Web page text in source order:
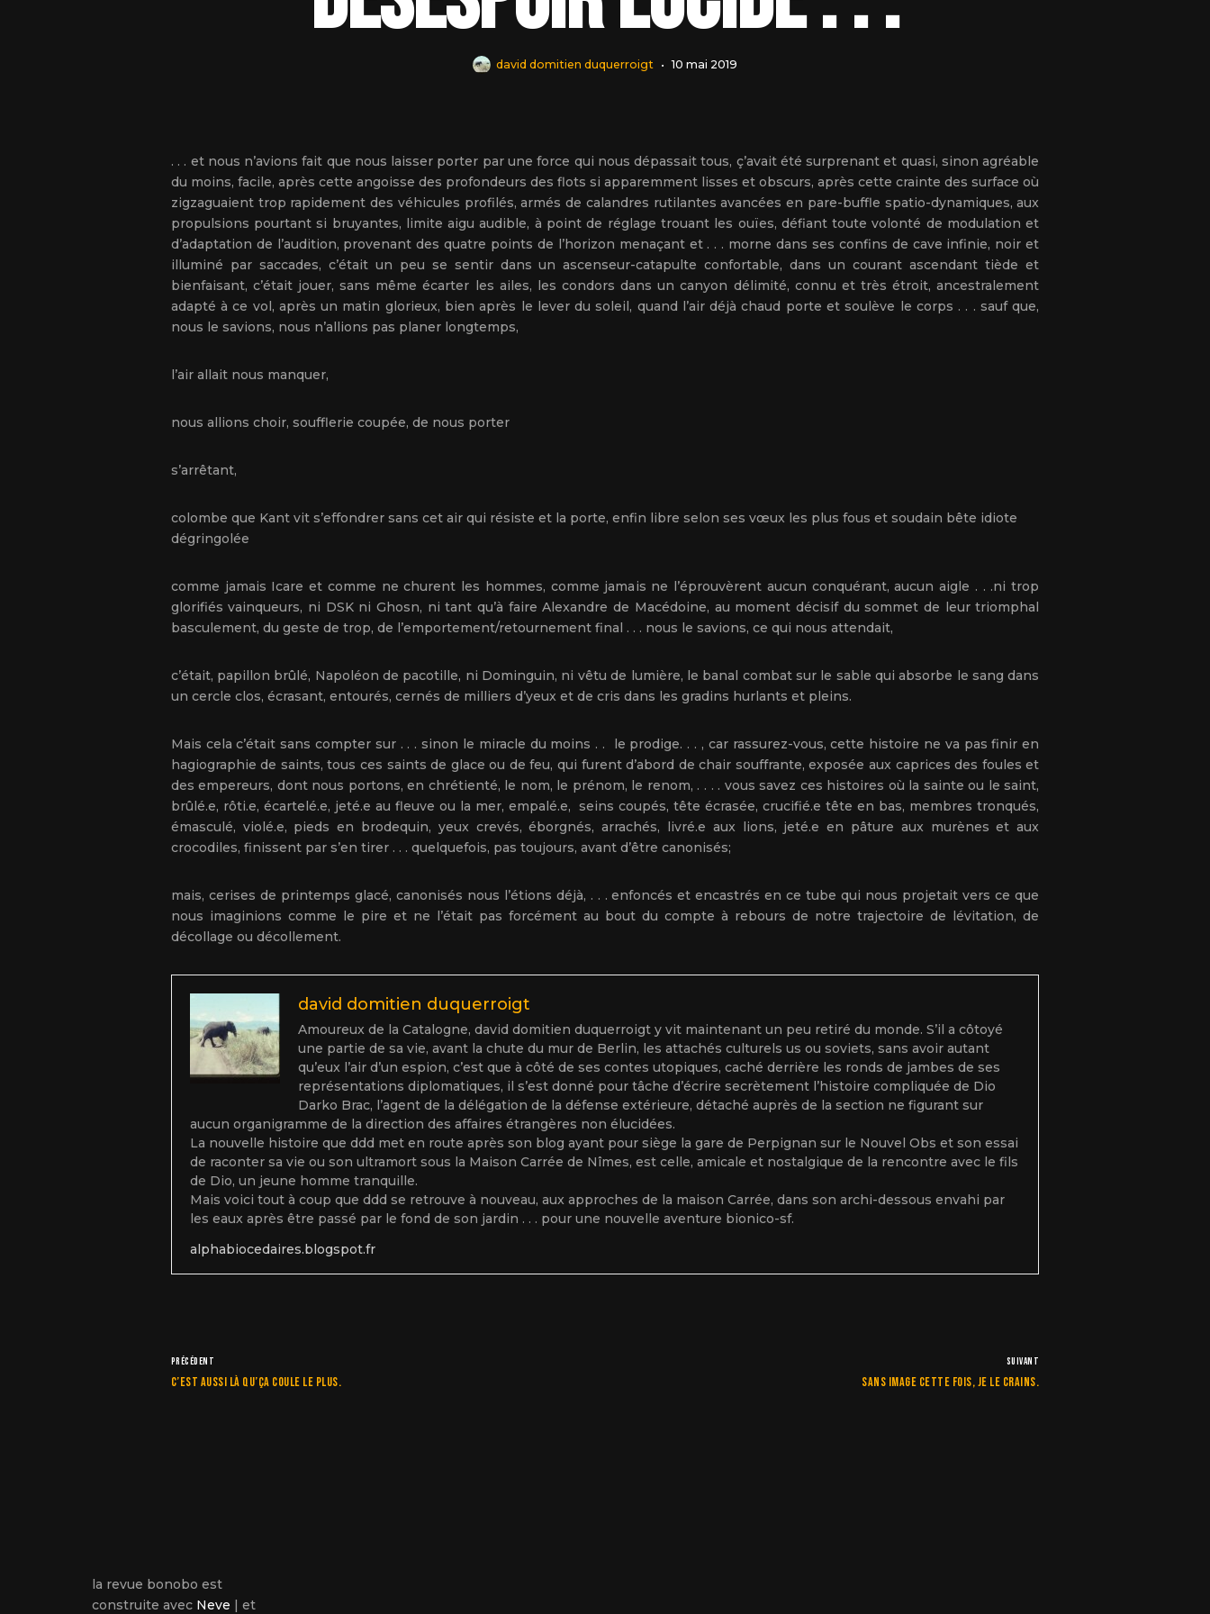
david domitien duquerroigt 10 mai 2019
. . . et nous n’avions fait que nous laisser porter par une force qui nous dépassait tous, ç’avait été surprenant et quasi, sinon agréable
du moins, facile, après cette angoisse des profondeurs des flots si apparemment lisses et obscurs, après cette crainte des surface où
zigzaguaient trop rapidement des véhicules profilés, armés de calandres rutilantes avancées en pare-buffle spatio-dynamiques, aux
propulsions pourtant si bruyantes, limite aigu audible, à point de réglage trouant les ouïes, défiant toute volonté de modulation et
d’adaptation de l’audition, provenant des quatre points de l’horizon menaçant et . . . morne dans ses confins de cave infinie, noir et
illuminé par saccades, c’était un peu se sentir dans un ascenseur-catapulte confortable, dans un courant ascendant tiède et
bienfaisant, c’était jouer, sans même écarter les ailes, les condors dans un canyon délimité, connu et très étroit, ancestralement
adapté à ce vol, après un matin glorieux, bien après le lever du soleil, quand l’air déjà chaud porte et soulève le corps . . . sauf que,
nous le savions, nous n’allions pas planer longtemps,
l’air allait nous manquer,
nous allions choir, soufflerie coupée, de nous porter
s’arrêtant,
colombe que Kant vit s’effondrer sans cet air qui résiste et la porte, enfin libre selon ses vœux les plus fous et soudain bête idiote
dégringolée
comme jamais Icare et comme ne churent les hommes, comme jamais ne l’éprouvèrent aucun conquérant, aucun aigle . . .ni trop
glorifiés vainqueurs, ni DSK ni Ghosn, ni tant qu’à faire Alexandre de Macédoine, au moment décisif du sommet de leur triomphal
basculement, du geste de trop, de l’emportement/retournement final . . . nous le savions, ce qui nous attendait,
c’était, papillon brûlé, Napoléon de pacotille, ni Dominguin, ni vêtu de lumière, le banal combat sur le sable qui absorbe le sang dans
un cercle clos, écrasant, entourés, cernés de milliers d’yeux et de cris dans les gradins hurlants et pleins.
Mais cela c’était sans compter sur . . . sinon le miracle du moins . . le prodige. . . , car rassurez-vous, cette histoire ne va pas finir en
hagiographie de saints, tous ces saints de glace ou de feu, qui furent d’abord de chair souffrante, exposée aux caprices des foules et
des empereurs, dont nous portons, en chrétienté, le nom, le prénom, le renom, . . . . vous savez ces histoires où la sainte ou le saint,
brûlé.e, rôti.e, écartelé.e, jeté.e au fleuve ou la mer, empalé.e, seins coupés, tête écrasée, crucifié.e tête en bas, membres tronqués,
émasculé, violé.e, pieds en brodequin, yeux crevés, éborgnés, arrachés, livré.e aux lions, jeté.e en pâture aux murènes et aux
crocodiles, finissent par s’en tirer . . . quelquefois, pas toujours, avant d’être canonisés;
mais, cerises de printemps glacé, canonisés nous l’étions déjà, . . . enfoncés et encastrés en ce tube qui nous projetait vers ce que
nous imaginions comme le pire et ne l’était pas forcément au bout du compte à rebours de notre trajectoire de lévitation, de
décollage ou décollement.
david domitien duquerroigt
Amoureux de la Catalogne, david domitien duquerroigt y vit maintenant un peu retiré du monde. S’il a côtoyé
une partie de sa vie, avant la chute du mur de Berlin, les attachés culturels us ou soviets, sans avoir autant
qu’eux l’air d’un espion, c’est que à côté de ses contes utopiques, caché derrière les ronds de jambes de ses
représentations diplomatiques, il s’est donné pour tâche d’écrire secrètement l’histoire compliquée de Dio
Darko Brac, l’agent de la délégation de la défense extérieure, détaché auprès de la section ne figurant sur
aucun organigramme de la direction des affaires étrangères non élucidées.
La nouvelle histoire que ddd met en route après son blog ayant pour siège la gare de Perpignan sur le Nouvel Obs et son essai
de raconter sa vie ou son ultramort sous la Maison Carrée de Nîmes, est celle, amicale et nostalgique de la rencontre avec le fils
de Dio, un jeune homme tranquille.
Mais voici tout à coup que ddd se retrouve à nouveau, aux approches de la maison Carrée, dans son archi-dessous envahi par
les eaux après être passé par le fond de son jardin . . . pour une nouvelle aventure bionico-sf.
alphabiocedaires.blogspot.fr
PRÉCÉDENT
C’est aussi là qu’ça coule le plus.
SUIVANT
Sans image cette fois, je le crains.
la revue bonobo est
construite avec Neve | et